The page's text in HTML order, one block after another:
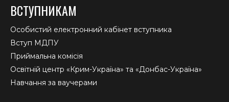
ВСТУПНИКАМ
Особистий електронний кабінет вступника
Вступ МДПУ
Приймальна комісія
Освітній центр «Крим-Україна» та «Донбас-Україна»
Навчання за ваучерами